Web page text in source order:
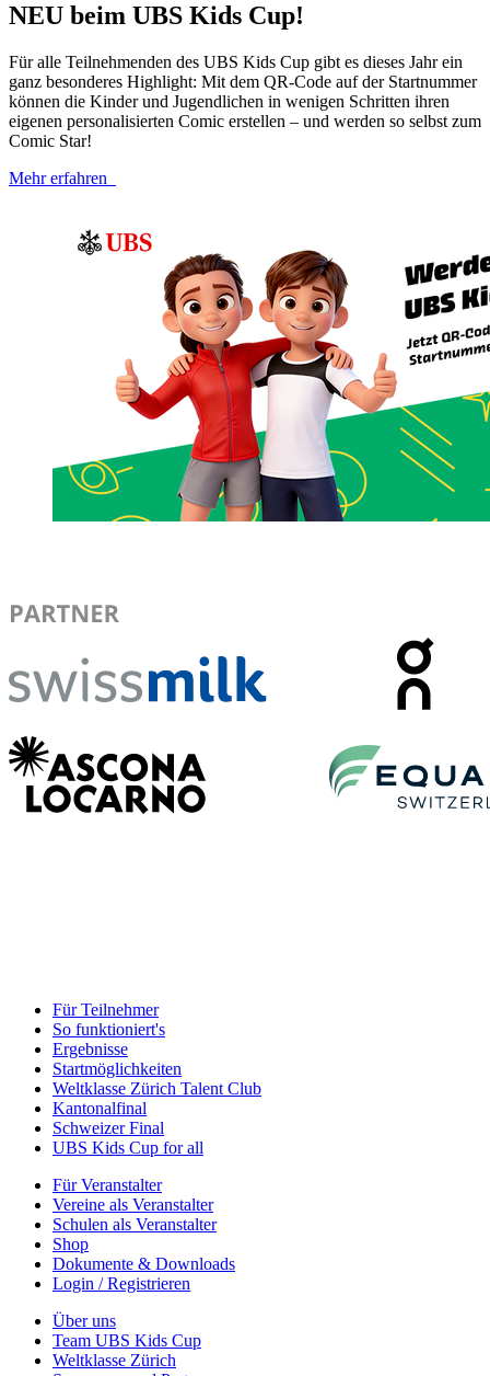
NEU beim UBS Kids Cup!
Für alle Teilnehmenden des UBS Kids Cup gibt es dieses Jahr ein
ganz besonderes Highlight: Mit dem QR-​Code auf der Startnummer
können die Kinder und Jugendlichen in wenigen Schritten ihren
eigenen personalisierten Comic erstellen – und werden so selbst zum
Comic Star!
Mehr erfahren
Für Teilnehmer
So funktioniert's
Ergebnisse
Startmöglichkeiten
Weltklasse Zürich Talent Club
Kantonalfinal
Schweizer Final
UBS Kids Cup for all
Für Veranstalter
Vereine als Veranstalter
Schulen als Veranstalter
Shop
Dokumente & Downloads
Login / Registrieren
Über uns
Team UBS Kids Cup
Weltklasse Zürich